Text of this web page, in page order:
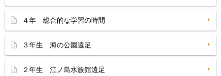
４年 総合的な学習の時間
３年生 海の公園遠足
２年生 江ノ島水族館遠足